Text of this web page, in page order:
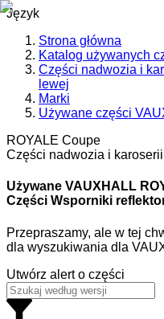
Język
Strona główna
Katalog używanych
Części nadwozia i
lewej
Marki
Używane części
ROYALE Coupe
Części nadwozia i karoserii
Używane VAUXHALL
Części Wsporniki
Przepraszamy, ale w tej
dla wyszukiwania dla
Utwórz alert o części